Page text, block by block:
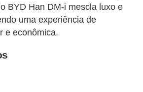
BYD Han DM-i mescla luxo e
uma experiência de
e econômica.